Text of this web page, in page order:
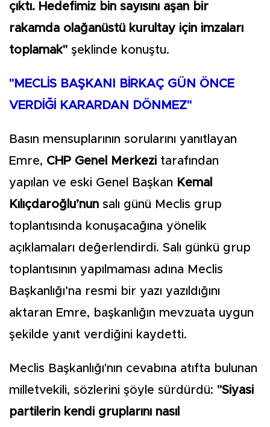
çıktı. Hedefimiz bin sayısını aşan bir
rakamda olağanüstü kurultay için imzaları
toplamak" şeklinde konuştu.
"MECLİS BAŞKANI BİRKAÇ GÜN ÖNCE
VERDİĞİ KARARDAN DÖNMEZ"
Basın mensuplarının sorularını yanıtlayan
Emre, CHP Genel Merkezi tarafından
yapılan ve eski Genel Başkan Kemal
Kılıçdaroğlu’nun salı günü Meclis grup
toplantısında konuşacağına yönelik
açıklamaları değerlendirdi. Salı günkü grup
toplantısının yapılmaması adına Meclis
Başkanlığı’na resmi bir yazı yazıldığını
aktaran Emre, başkanlığın mevzuata uygun
şekilde yanıt verdiğini kaydetti.
Meclis Başkanlığı'nın cevabına atıfta bulunan
milletvekili, sözlerini şöyle sürdürdü: "Siyasi
partilerin kendi gruplarını nasıl